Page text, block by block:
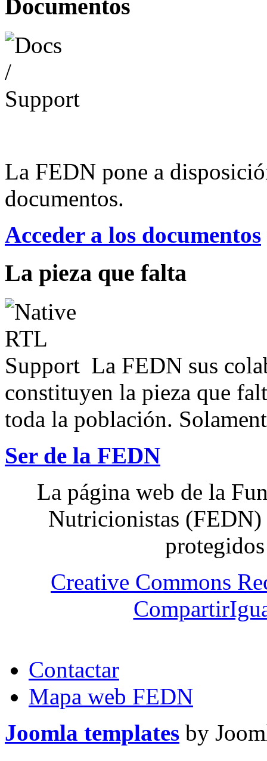
Documentos
La FEDN pone a
documentos.
Acceder a los documentos
La pieza que falta
La FEDN sus
constituyen la pieza que
toda la población.
Ser de la FEDN
La página web de la
Nutricionistas (FEDN)
Creative Commons
Contactar
Mapa web FEDN
Joomla templates by